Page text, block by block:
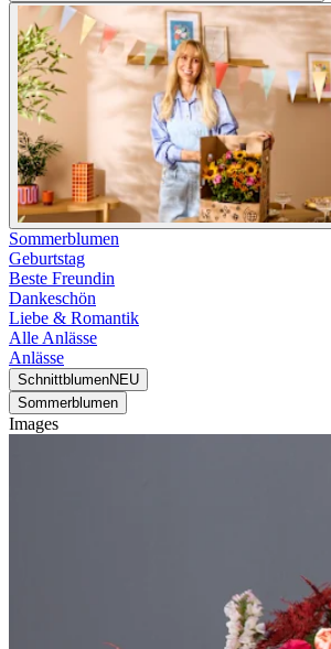
Sommerblumen
Geburtstag
Beste Freundin
Dankeschön
Liebe & Romantik
Alle Anlässe
Anlässe
SchnittblumenNEU
Sommerblumen
Images